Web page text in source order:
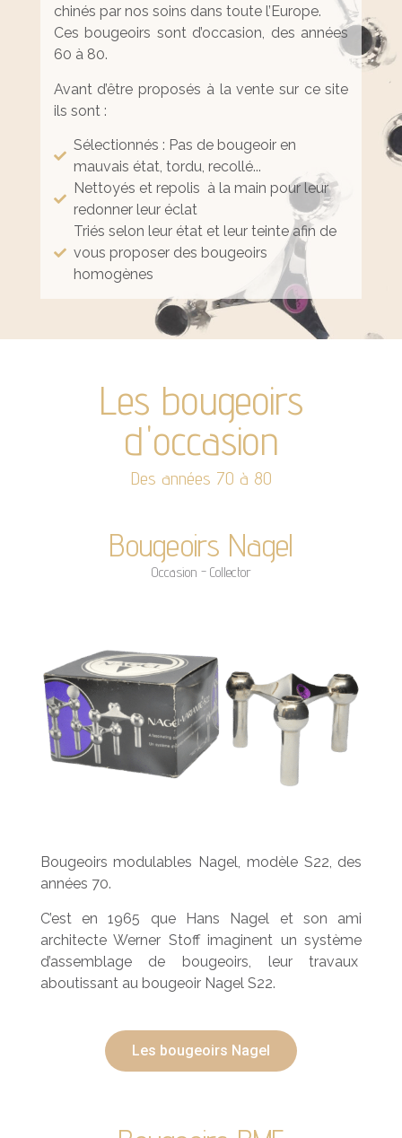
chinés par nos soins dans toute l’Europe.
Ces bougeoirs sont d’occasion, des années
60 à 80.
Avant d’être proposés à la vente sur ce site
ils sont :
Sélectionnés : Pas de bougeoir en
mauvais état, tordu, recollé...
Nettoyés et repolis à la main pour leur
redonner leur éclat
Triés selon leur état et leur teinte afin de
vous proposer des bougeoirs
homogènes
Les bougeoirs
d'occasion
Des années 70 à 80
Bougeoirs Nagel
Occasion - Collector
Bougeoirs modulables Nagel, modèle S22, des
années 70.
C’est en 1965 que Hans Nagel et son ami
architecte Werner Stoff imaginent un système
d’assemblage de bougeoirs, leur travaux
aboutissant au bougeoir Nagel S22.
Les bougeoirs Nagel